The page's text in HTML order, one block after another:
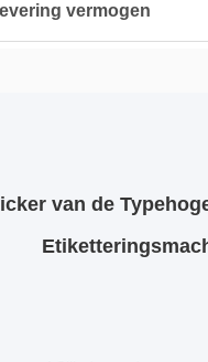
vermogen
van de